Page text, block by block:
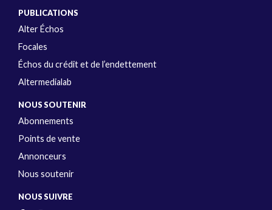
PUBLICATIONS
Alter Échos
Focales
Échos du crédit et de l’endettement
Altermedialab
NOUS SOUTENIR
Abonnements
Points de vente
Annonceurs
Nous soutenir
NOUS SUIVRE